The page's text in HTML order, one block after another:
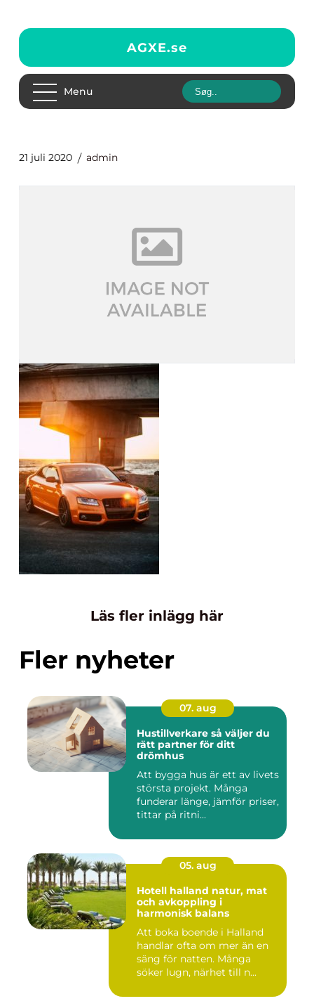
AGXE.se
Menu
21 juli 2020 admin
Läs fler inlägg här
Fler nyheter
07. aug
Hustillverkare så väljer du
rätt partner för ditt
drömhus
Att bygga hus är ett av livets
största projekt. Många
funderar länge, jämför priser,
tittar på ritni...
05. aug
Hotell halland natur, mat
och avkoppling i
harmonisk balans
Att boka boende i Halland
handlar ofta om mer än en
säng för natten. Många
söker lugn, närhet till n...